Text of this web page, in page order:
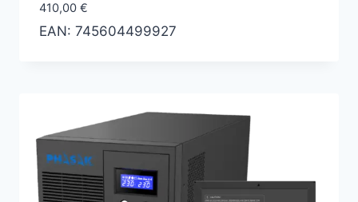
410,00 €
EAN: 745604499927